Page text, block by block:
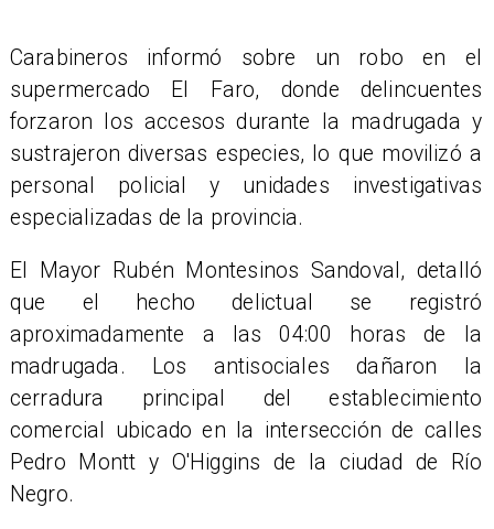
Carabineros informó sobre un robo en el
supermercado El Faro, donde delincuentes
forzaron los accesos durante la madrugada y
sustrajeron diversas especies, lo que movilizó a
personal policial y unidades investigativas
especializadas de la provincia.
El Mayor Rubén Montesinos Sandoval, detalló
que el hecho delictual se registró
aproximadamente a las 04:00 horas de la
madrugada. Los antisociales dañaron la
cerradura principal del establecimiento
comercial ubicado en la intersección de calles
Pedro Montt y O'Higgins de la ciudad de Río
Negro.